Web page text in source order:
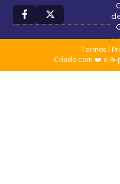
Termos|
Criado com ❤️ e ☕